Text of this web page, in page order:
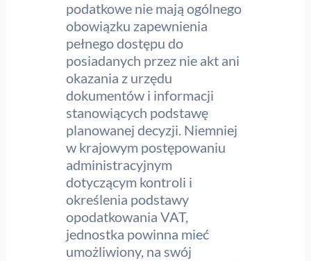
podatkowe nie mają ogólnego
obowiązku zapewnienia
pełnego dostępu do
posiadanych przez nie akt ani
okazania z urzędu
dokumentów i informacji
stanowiących podstawę
planowanej decyzji. Niemniej
w krajowym postępowaniu
administracyjnym
dotyczącym kontroli i
określenia podstawy
opodatkowania VAT,
jednostka powinna mieć
umożliwiony, na swój